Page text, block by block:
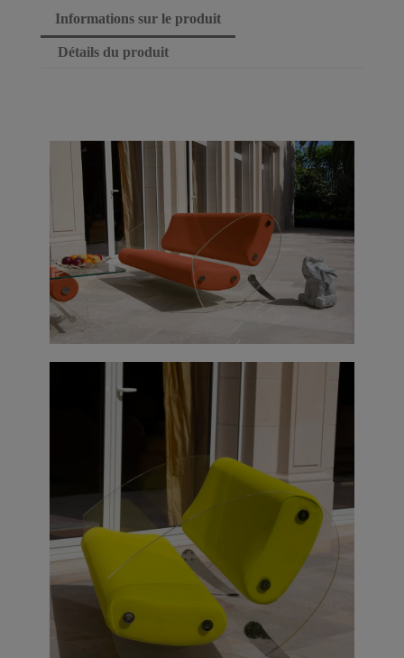
Informations sur le produit
Détails du produit